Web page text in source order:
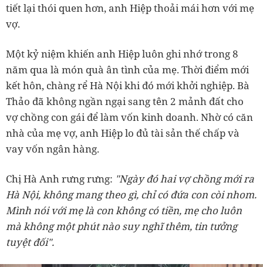
tiết lại thói quen hơn, anh Hiệp thoải mái hơn với mẹ
vợ.
Một kỷ niệm khiến anh Hiệp luôn ghi nhớ trong 8
năm qua là món quà ân tình của mẹ. Thời điểm mới
kết hôn, chàng rể Hà Nội khi đó mới khởi nghiệp. Bà
Thảo đã không ngần ngại sang tên 2 mảnh đất cho
vợ chồng con gái để làm vốn kinh doanh. Nhờ có căn
nhà của mẹ vợ, anh Hiệp lo đủ tài sản thế chấp và
vay vốn ngân hàng.
Chị Hà Anh rưng rưng: "Ngày đó hai vợ chồng mới ra
Hà Nội, không mang theo gì, chỉ có đứa con còi nhom.
Mình nói với mẹ là con không có tiền, mẹ cho luôn
mà không một phút nào suy nghĩ thêm, tin tưởng
tuyệt đối".